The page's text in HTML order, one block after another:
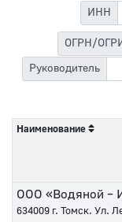
ИНН
ОГРН/
Руководитель
Наименование
ООО «Водяной –
634009 г. Томск. Ул.